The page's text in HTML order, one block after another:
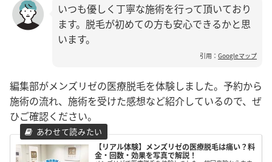
いつも優しく丁寧な施術を行って頂いており
ます。脱毛が初めての方も安心できるかと思
います。
引用： Googleマップ
編集部がメンズリゼの医療脱毛を体験しました。予約から
施術の流れ、施術を受けた感想など紹介しているので、ぜ
ひご確認ください。
【リアル体験】メンズリゼの医療脱毛は痛い？料
金・回数・効果を写真で解説！